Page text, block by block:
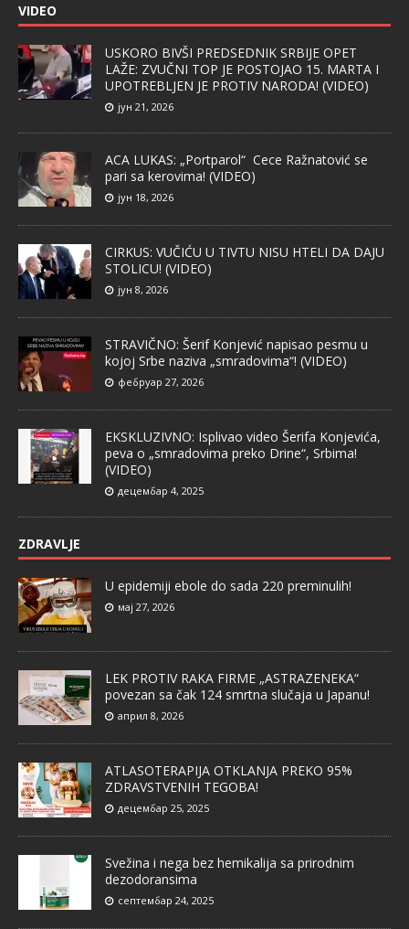
VIDEO
USKORO BIVŠI PREDSEDNIK SRBIJE OPET
LAŽE: ZVUČNI TOP JE POSTOJAO 15. MARTA I
UPOTREBLJEN JE PROTIV NARODA! (VIDEO)
јун 21, 2026
ACA LUKAS: „Portparol“ Cece Ražnatović se
pari sa kerovima! (VIDEO)
јун 18, 2026
CIRKUS: VUČIĆU U TIVTU NISU HTELI DA DAJU
STOLICU! (VIDEO)
јун 8, 2026
STRAVIČNO: Šerif Konjević napisao pesmu u
kojoj Srbe naziva „smradovima“! (VIDEO)
фебруар 27, 2026
EKSKLUZIVNO: Isplivao video Šerifa Konjevića,
peva o „smradovima preko Drine“, Srbima!
(VIDEO)
децембар 4, 2025
ZDRAVLJE
U epidemiji ebole do sada 220 preminulih!
мај 27, 2026
LEK PROTIV RAKA FIRME „ASTRAZENEKA“
povezan sa čak 124 smrtna slučaja u Japanu!
април 8, 2026
ATLASOTERAPIJA OTKLANJA PREKO 95%
ZDRAVSTVENIH TEGOBA!
децембар 25, 2025
Svežina i nega bez hemikalija sa prirodnim
dezodoransima
септембар 24, 2025